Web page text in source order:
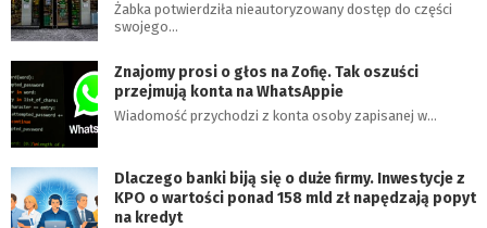
Żabka potwierdziła nieautoryzowany dostęp do części
swojego…
Znajomy prosi o głos na Zofię. Tak oszuści
przejmują konta na WhatsAppie
Wiadomość przychodzi z konta osoby zapisanej w…
Dlaczego banki biją się o duże firmy. Inwestycje z
KPO o wartości ponad 158 mld zł napędzają popyt
na kredyt